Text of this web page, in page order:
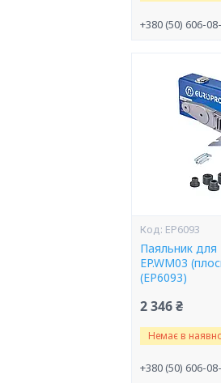
+380 (50) 606-
EP6093
Паяльник для
EP.WM03
(EP6093)
2 346 ₴
Немає в
+380 (50) 606-